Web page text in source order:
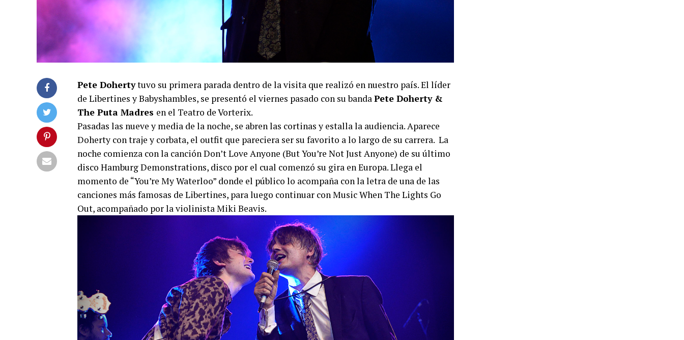
Pete Dohertytuvo su primera parada dentro de la visita que realizó en nuestro país. El líder
de Libertines y Babyshambles, se presentó el viernes pasado con su banda Pete Doherty &
The Puta Madres en el Teatro de Vorterix.
Pasadas las nueve y media de la noche, se abren las cortinas y estalla la audiencia. Aparece
Doherty con traje y corbata, el outfit que pareciera ser su favorito a lo largo de su carrera. La
noche comienza con la canción Don’t Love Anyone (But You’re Not Just Anyone) de su último
disco Hamburg Demonstrations, disco por el cual comenzó su gira en Europa. Llega el
momento de “You’re My Waterloo” donde el público lo acompaña con la letra de una de las
canciones más famosas de Libertines, para luego continuar con Music When The Lights Go
Out, acompañado por la violinista Miki Beavis.